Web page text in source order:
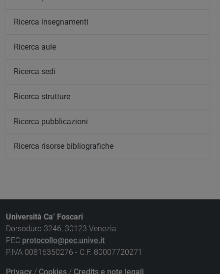
Ricerca insegnamenti
Ricerca aule
Ricerca sedi
Ricerca strutture
Ricerca pubblicazioni
Ricerca risorse bibliografiche
Università Ca’ Foscari
Dorsoduro 3246, 30123 Venezia
PEC protocollo@pec.unive.it
P.IVA 00816350276 - C.F. 80007720271
Privacy / Cookies / Credits e note legali